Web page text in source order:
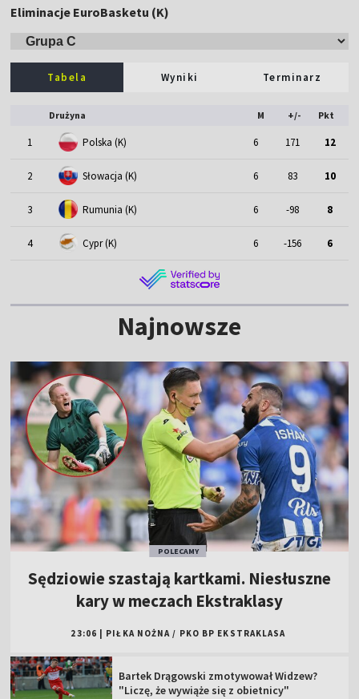
Eliminacje EuroBasketu (K)
Tabela Wyniki Terminarz
Drużyna M +/- Pkt
1 Polska (K) 6 171 12
2 Słowacja (K) 6 83 10
3 Rumunia (K) 6 -98 8
4 Cypr (K) 6 -156 6
Najnowsze
POLECAMY
Sędziowie szastają kartkami. Niesłuszne
kary w meczach Ekstraklasy
23:06 PIŁKA NOŻNA / PKO BP EKSTRAKLASA
Bartek Drągowski zmotywował Widzew?
"Liczę, że wywiąże się z obietnicy"